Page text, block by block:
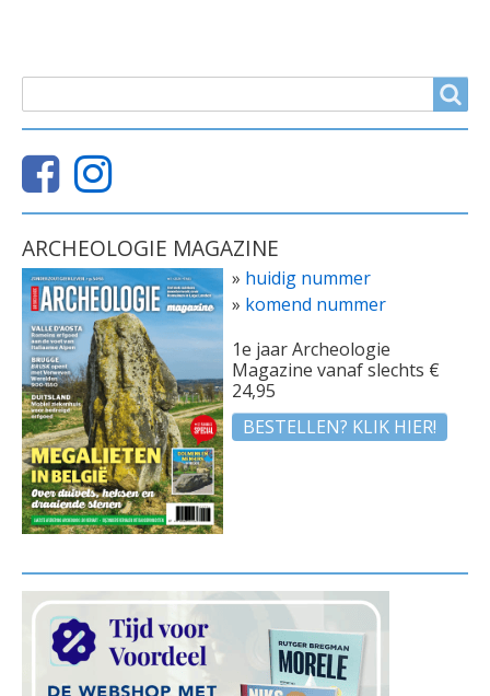
ZOEKVELD
ARCHEOLOGIE MAGAZINE
» huidig nummer
» komend nummer
1e jaar Archeologie
Magazine vanaf slechts €
24,95
BESTELLEN? KLIK HIER!